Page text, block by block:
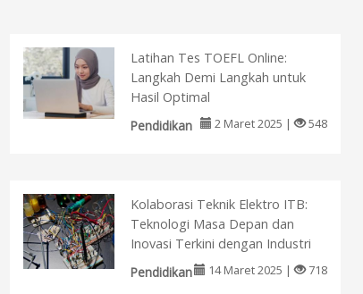
Latihan Tes TOEFL Online:
Langkah Demi Langkah untuk
Hasil Optimal
Pendidikan
2 Maret 2025 | 548
Kolaborasi Teknik Elektro ITB:
Teknologi Masa Depan dan
Inovasi Terkini dengan Industri
Pendidikan
14 Maret 2025 | 718